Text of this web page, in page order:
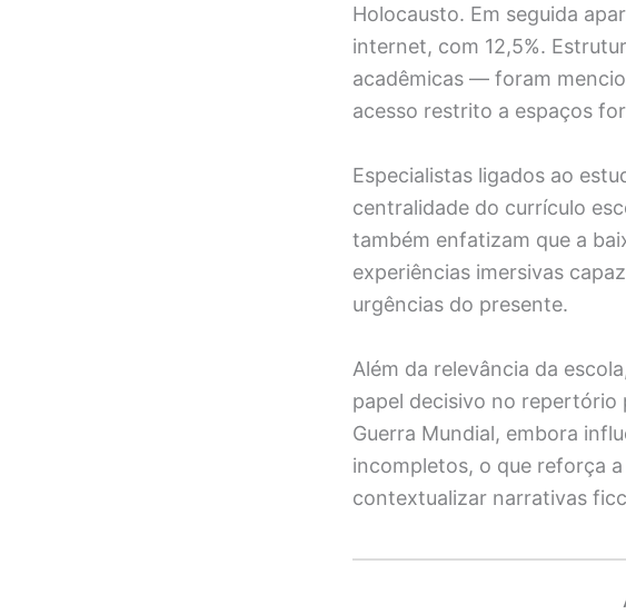
Holocausto. Em seguida
internet, com 12,5%.
acadêmicas — foram
acesso restrito a espaços
Especialistas ligados ao
centralidade do currículo
também enfatizam que a
experiências imersivas
urgências do presente.
Além da relevância da
papel decisivo no repertório
Guerra Mundial, embora
incompletos, o que reforça
contextualizar narrativas